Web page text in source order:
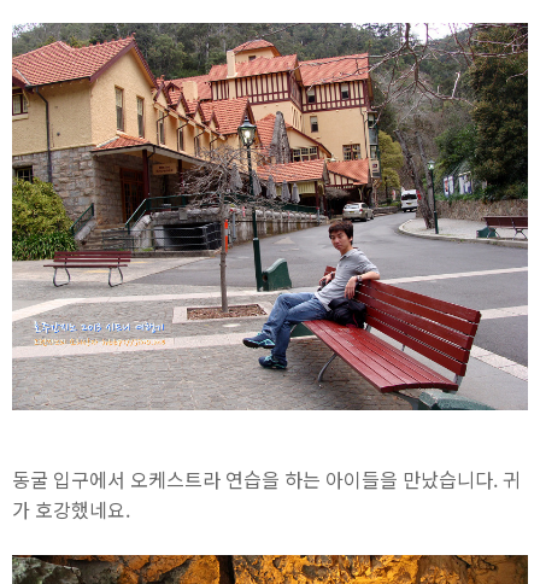
동굴 입구에서 오케스트라 연습을 하는 아이들을 만났습니다. 귀
가 호강했네요.